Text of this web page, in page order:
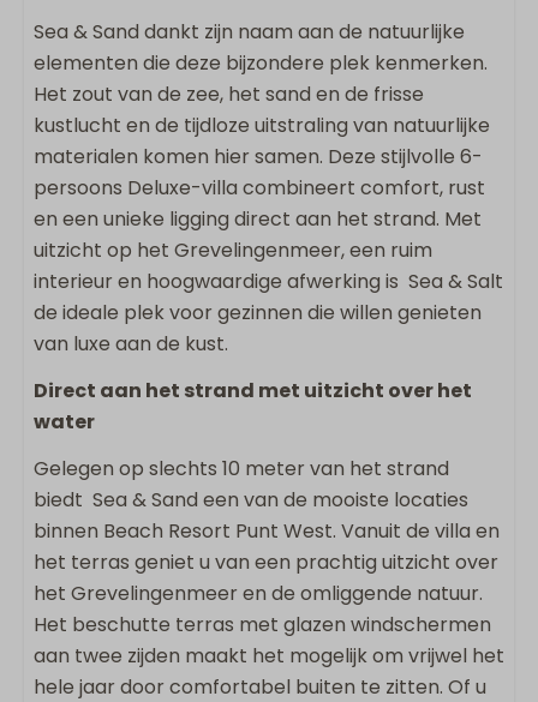
Vloeroppervlakte m2: 130
Huisdiervrij
Strijkijzer
Flatscreen TV
Strijkplank
Vaatwasser
Wasrek
Keukengerei
Inductie kookplaat
Combi-magnetron
Koelkast met vriesvak
Waterkoker
Broodrooster
Buiten
Omheind terras
Eettafel buiten
Loungebank
Ligstoelen
Buitendouche
Sea & Sand dankt zijn naam aan de natuurlijke
elementen die deze bijzondere plek kenmerken.
Het zout van de zee, het sand en de frisse
kustlucht en de tijdloze uitstraling van natuurlijke
materialen komen hier samen. Deze stijlvolle 6-
persoons Deluxe-villa combineert comfort, rust
en een unieke ligging direct aan het strand. Met
uitzicht op het Grevelingenmeer, een ruim
interieur en hoogwaardige afwerking is Sea & Salt
de ideale plek voor gezinnen die willen genieten
van luxe aan de kust.
Direct aan het strand met uitzicht over het
water
Gelegen op slechts 10 meter van het strand
biedt Sea & Sand een van de mooiste locaties
binnen Beach Resort Punt West. Vanuit de villa en
het terras geniet u van een prachtig uitzicht over
het Grevelingenmeer en de omliggende natuur.
Het beschutte terras met glazen windschermen
aan twee zijden maakt het mogelijk om vrijwel het
hele jaar door comfortabel buiten te zitten. Of u